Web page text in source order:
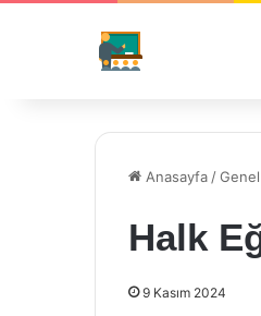
Anasayfa /Genel
Halk
9 Kasım 2024